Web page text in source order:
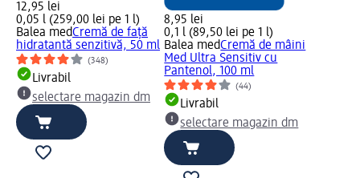
12,95 lei
0,05 l (259,00 lei pe 1 l)
Balea medCremă de față
hidratantă senzitivă, 50 ml
(348)
Livrabil
selectare magazin dm
8,95 lei
0,1 l (89,50 lei pe 1 l)
Balea medCremă de mâini
Med Ultra Sensitiv cu
Pantenol, 100 ml
(44)
Livrabil
selectare magazin dm